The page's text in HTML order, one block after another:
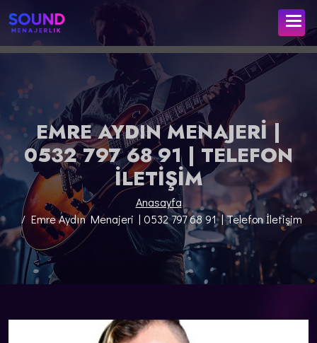
EMRE AYDIN MENAJERI |
0532 797 68 91 | TELEFON
İLETIŞIM
Anasayfa
Emre Aydın Menajeri | 0532 797 68 91 | Telefon İletişim